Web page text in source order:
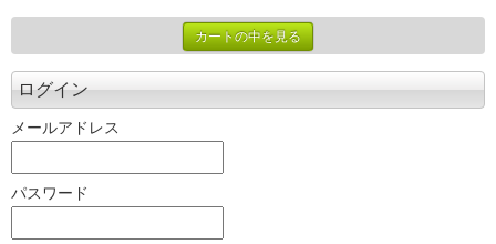
カートの中を見る
ログイン
メールアドレス
パスワード